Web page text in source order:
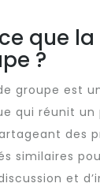
que
?
groupe est
qui réunit
des
similaires
et